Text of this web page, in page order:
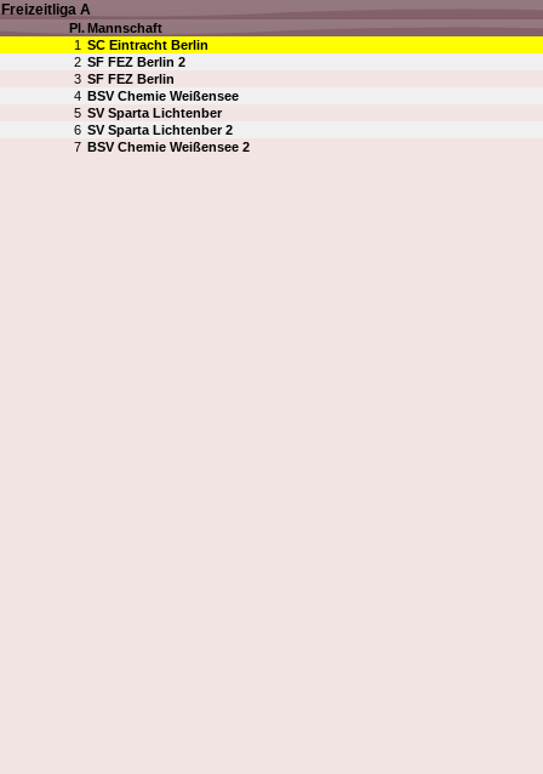
Freizeitliga A
Pl.Mannschaft
1 SC Eintracht Berlin
2 SF FEZ Berlin 2
3 SF FEZ Berlin
4 BSV Chemie Weißensee
5 SV Sparta Lichtenber
6 SV Sparta Lichtenber 2
7 BSV Chemie Weißensee 2